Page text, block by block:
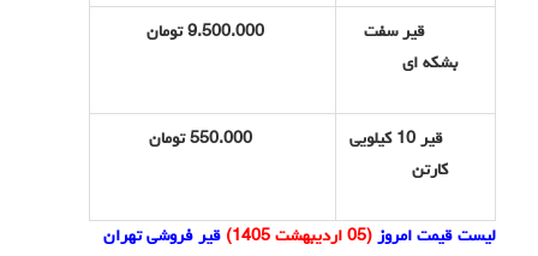
قیر سفت
بشکه ای
قیر 10 کیلویی
کارتن
لیست قیمت امروز (05 اردیبهشت 1405)
قیر فروشی تهران